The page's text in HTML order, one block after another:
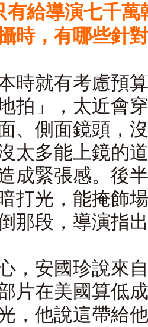
有給導演七千
時，有哪些針
時就有考慮預
地拍」，太近會
、側面鏡頭，
太多能上鏡的
成緊張感。後
打光，能掩飾
那段，導演指
，安國珍說來
片在美國算低
，他說這帶給